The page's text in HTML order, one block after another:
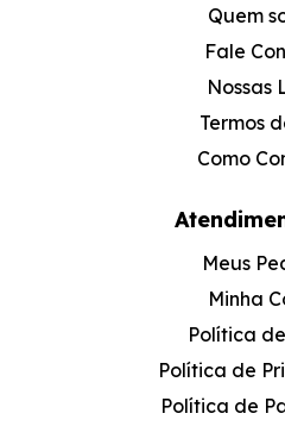
Quem
Fale
Nossas
Termos
Como
Meus
Minha
Política
Política de
Política de